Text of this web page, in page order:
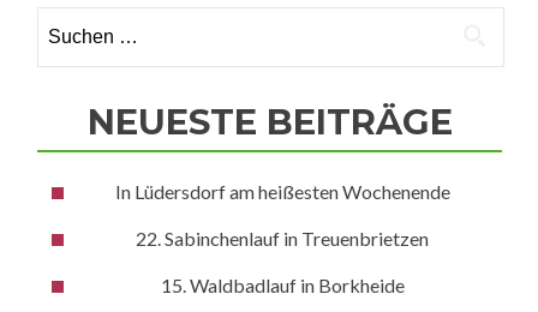
nach:
NEUESTE BEITRÄGE
In Lüdersdorf am heißesten Wochenende
22. Sabinchenlauf in Treuenbrietzen
15. Waldbadlauf in Borkheide